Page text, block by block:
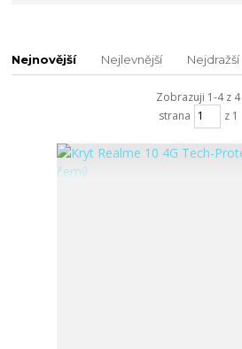
Nejnovější Nejlevnější Nejdražší
Zobrazuji 1-4 z 4
strana
z 1